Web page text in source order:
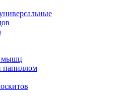
мышц
папиллом